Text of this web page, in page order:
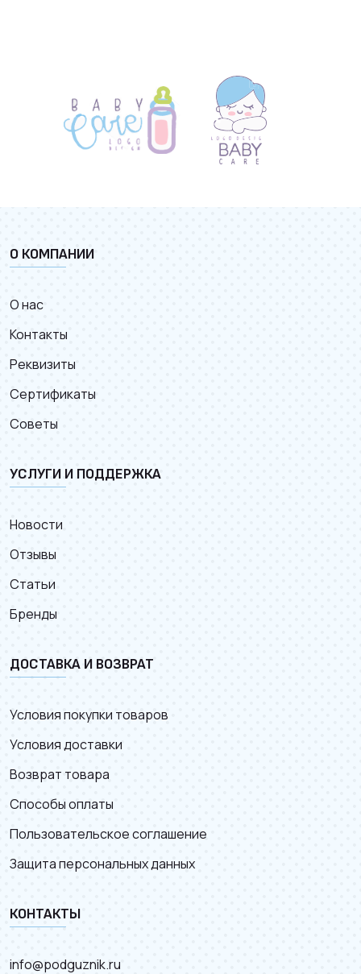
О КОМПАНИИ
О нас
Контакты
Реквизиты
Сертификаты
Советы
УСЛУГИ И ПОДДЕРЖКА
Новости
Отзывы
Статьи
Бренды
ДОСТАВКА И ВОЗВРАТ
Условия покупки товаров
Условия доставки
Возврат товара
Способы оплаты
Пользовательское соглашение
Защита персональных данных
КОНТАКТЫ
info@podguznik.ru